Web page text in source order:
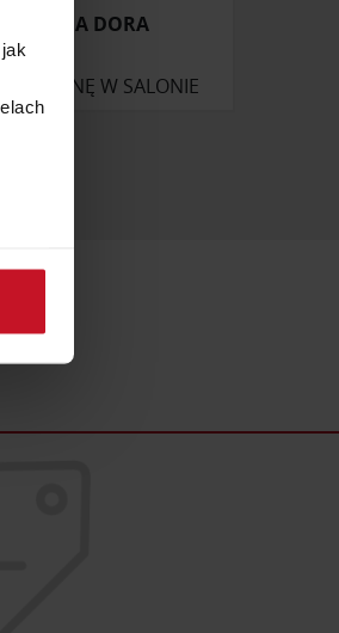
ZASŁONA DORA
O CENĘ W SALONIE